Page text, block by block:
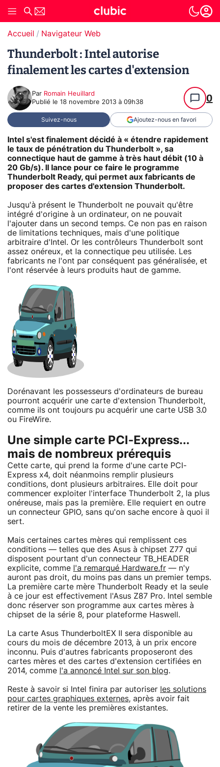
Accueil Navigateur Web
Thunderbolt : Intel autorise
finalement les cartes d'extension
Par Romain Heuillard
Publié le 18 novembre 2013 à 09h38 0
Suivez-nous Ajoutez-nous en favori
Intel s'est finalement décidé à « étendre rapidement
le taux de pénétration du Thunderbolt », sa
connectique haut de gamme à très haut débit (10 à
20 Gb/s). Il lance pour ce faire le programme
Thunderbolt Ready, qui permet aux fabricants de
proposer des cartes d'extension Thunderbolt.
Jusqu'à présent le Thunderbolt ne pouvait qu'être
intégré d'origine à un ordinateur, on ne pouvait
l'ajouter dans un second temps. Ce non pas en raison
de limitations techniques, mais d'une politique
arbitraire d'Intel. Or les contrôleurs Thunderbolt sont
assez onéreux, et la connectique peu utilisée. Les
fabricants ne l'ont par conséquent pas généralisée, et
l'ont réservée à leurs produits haut de gamme.
Dorénavant les possesseurs d'ordinateurs de bureau
pourront acquérir une carte d'extension Thunderbolt,
comme ils ont toujours pu acquérir une carte USB 3.0
ou FireWire.
Une simple carte PCI-Express...
mais de nombreux prérequis
Cette carte, qui prend la forme d'une carte PCI-
Express x4, doit néanmoins remplir plusieurs
conditions, dont plusieurs arbitraires. Elle doit pour
commencer exploiter l'interface Thunderbolt 2, la plus
onéreuse, mais pas la première. Elle requiert en outre
un connecteur GPIO, sans qu'on sache encore à quoi il
sert.
Mais certaines cartes mères qui remplissent ces
conditions — telles que des Asus à chipset Z77 qui
disposent pourtant d'un connecteur TB_HEADER
explicite, comme
l'a remarqué Hardware.fr — n'y
auront pas droit, du moins pas dans un premier temps.
La première carte mère Thunderbolt Ready et la seule
à ce jour est effectivement l'Asus Z87 Pro. Intel semble
donc réserver son programme aux cartes mères à
chipset de la série 8, pour plateforme Haswell.
La carte Asus ThunderboltEX II sera disponible au
cours du mois de décembre 2013, à un prix encore
inconnu. Puis d'autres fabricants proposeront des
cartes mères et des cartes d'extension certifiées en
2014, comme
l'a annoncé Intel sur son blog.
Reste à savoir si Intel finira par autoriser les solutions
pour cartes graphiques externes, après avoir fait
retirer de la vente les premières existantes.